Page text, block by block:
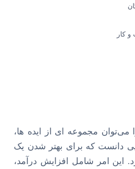
کار
مجموعه ای از ایده ها،
دانست که برای بهتر شدن یک
این امر شامل افزایش درآمد،